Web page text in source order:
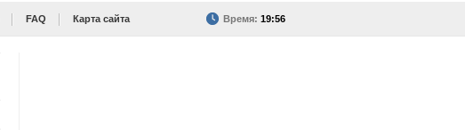
FAQ Карта сайта Время: 19:56